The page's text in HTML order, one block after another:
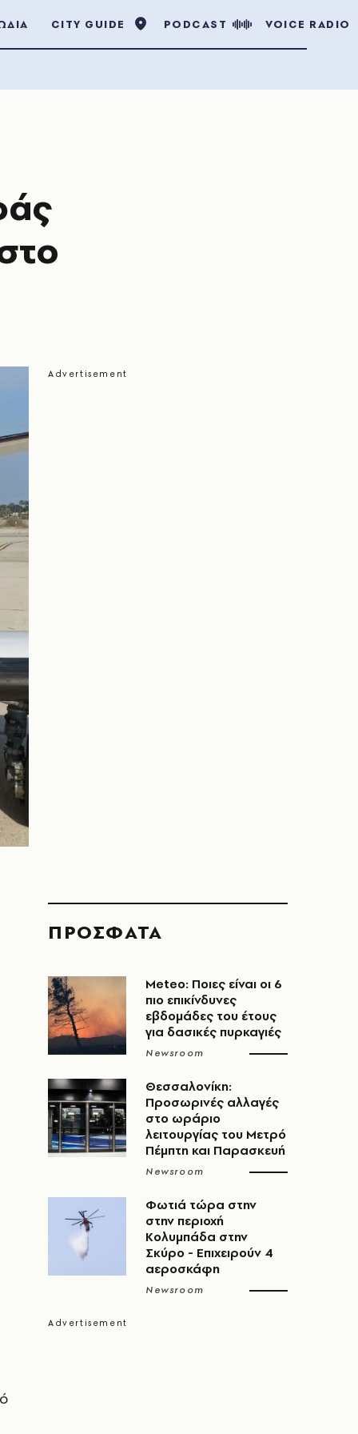
CITY GUIDE PODCAST VOICE RADIO
ΠΡΟΣΦΑΤΑ
Meteo: Ποιες είναι οι 6
πιο επικίνδυνες
εβδομάδες του έτους
για δασικές πυρκαγιές
Newsroom
Θεσσαλονίκη:
Προσωρινές αλλαγές
στο ωράριο
λειτουργίας του Μετρό
Πέμπτη και Παρασκευή
Newsroom
Φωτιά τώρα στην
στην περιοχή
Κολυμπάδα στην
Σκύρο - Επιχειρούν 4
αεροσκάφη
Newsroom